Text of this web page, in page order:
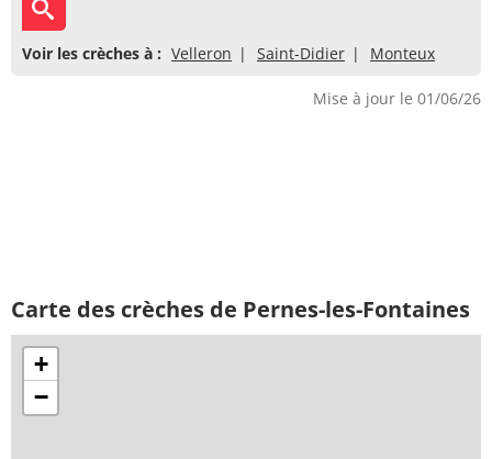
Voir les crèches à : Velleron Saint-Didier Monteux
Mise à jour le 01/06/26
Carte des crèches de Pernes-les-Fontaines
+
−